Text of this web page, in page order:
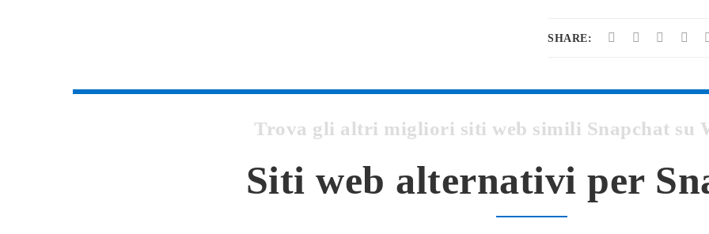
SHARE:
Trova gli altri migliori siti web simili Snapchat su
Siti web alternativi per